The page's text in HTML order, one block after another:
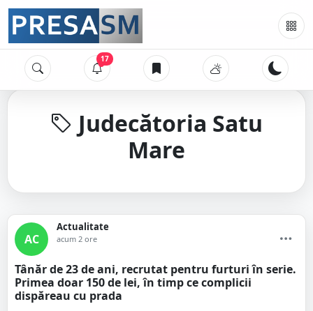
17
Judecătoria Satu
Mare
AC
Actualitate
acum 2 ore
Tânăr de 23 de ani, recrutat pentru furturi în serie.
Primea doar 150 de lei, în timp ce complicii
dispăreau cu prada